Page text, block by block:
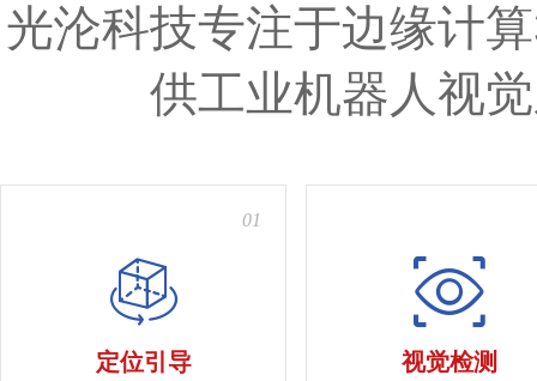
光沦科技专注于边缘计
供工业机器人视
01
定位引导 视觉检测